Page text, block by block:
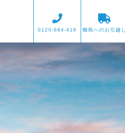
0120-684-416 離島へのお引越し